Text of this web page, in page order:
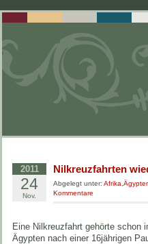
2011
24
Nov.
Nilkreuzfahrten
Abgelegt unter: Afrika
Kommentare
Eine Nilkreuzfahrt gehörte schon
Ägypten nach einer 16jährigen